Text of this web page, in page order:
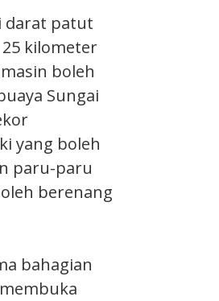
darat patut
kilometer
boleh
Sungai
yang boleh
paru-paru
berenang
bahagian